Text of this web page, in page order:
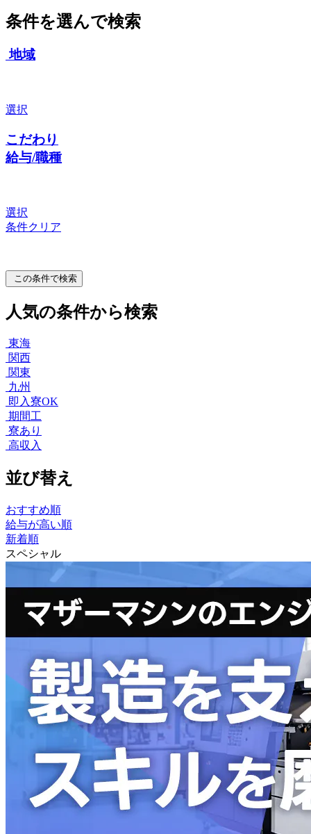
条件を選んで検索
地域
選択
こだわり
給与/職種
選択
条件クリア
この条件で検索
人気の条件から検索
東海
関西
関東
九州
即入寮OK
期間工
寮あり
高収入
並び替え
おすすめ順
給与が高い順
新着順
スペシャル